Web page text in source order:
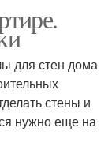
для стен дома
стены и
нужно еще на